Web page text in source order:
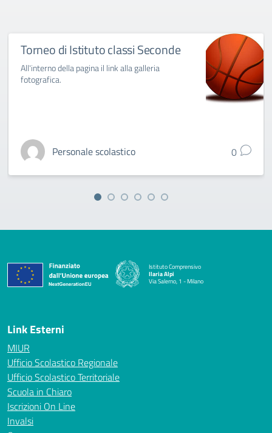
Torneo di Istituto classi Seconde
All'interno della pagina il link alla galleria
fotografica.
Personale scolastico 0
Istituto Comprensivo
Ilaria Alpi
Via Salerno, 1 - Milano
— Visita la pagina iniziale della scuola
Link Esterni
MIUR
Ufficio Scolastico Regionale
Ufficio Scolastico Territoriale
Scuola in Chiaro
Iscrizioni On Line
Invalsi